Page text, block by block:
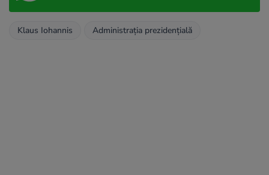
Klaus Iohannis Administraţia prezidenţială